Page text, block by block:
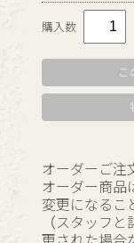
購入数
こ
オーダーご注
オーダー商品
変更になるこ
（スタッフ